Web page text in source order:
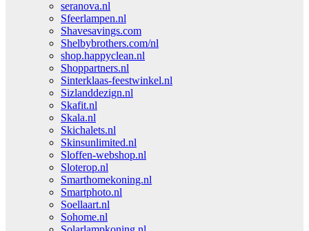
seranova.nl
Sfeerlampen.nl
Shavesavings.com
Shelbybrothers.com/nl
shop.happyclean.nl
Shoppartners.nl
Sinterklaas-feestwinkel.nl
Sizlanddezign.nl
Skafit.nl
Skala.nl
Skichalets.nl
Skinsunlimited.nl
Sloffen-webshop.nl
Sloterop.nl
Smarthomekoning.nl
Smartphoto.nl
Soellaart.nl
Sohome.nl